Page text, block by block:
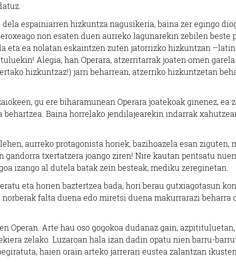
espainiarren hizkuntza nagusikeria, baina zer egingo
non esaten duen aurreko lagunarekin zebilen beste
eta ea nolatan eskaintzen zuten jatorrizko hizkuntzan
Alegia, han Operara, atzerritarrak joaten omen
hizkuntzaz!) jarri beharrean, atzerriko hizkuntzetan
gu ere biharamunean Operara joatekoak ginenez, ea
Baina horrelako jendilajearekin indarrak
aurreko protagonista horiek, bazihoazela esan ziguten,
gandorra txertatzera joango ziren! Nire kautan pentsatu
izango al dutela batak zein besteak, mediku zereginetan.
eta horien baztertzea bada, hori berau gutxiagotasun
falta duena edo miretsi duena makurrarazi beharra
Operan. Arte hau oso gogokoa dudanaz gain,
zelako. Luzaroan hala izan dadin opatu nien barru-
haien orain arteko jarrerari eustea zalantzan